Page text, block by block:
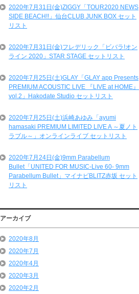
2020年7月31日(金)ZIGGY「TOUR2020 NEWS
SIDE BEACH!!」仙台CLUB JUNK BOX セット
リスト
2020年7月31日(金)フレデリック「ビバラ!オン
ライン 2020」STAR STAGE セットリスト
2020年7月25日(土)GLAY「GLAY app Presents
PREMIUM ACOUSTIC LIVE 『LIVE at HOME』
vol.2」Hakodate Studio セットリスト
2020年7月25日(土)浜崎あゆみ「ayumi
hamasaki PREMIUM LIMITED LIVE A ～夏ノト
ラブル～」オンラインライブ セットリスト
2020年7月24日(金)9mm Parabellum
Bullet「UNITED FOR MUSIC-Live 60- 9mm
Parabellum Bullet」マイナビBLITZ赤坂 セット
リスト
アーカイブ
2020年8月
2020年7月
2020年4月
2020年3月
2020年2月